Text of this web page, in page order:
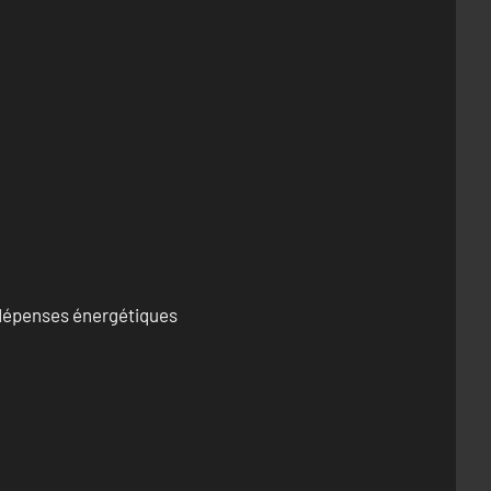
énergétiques